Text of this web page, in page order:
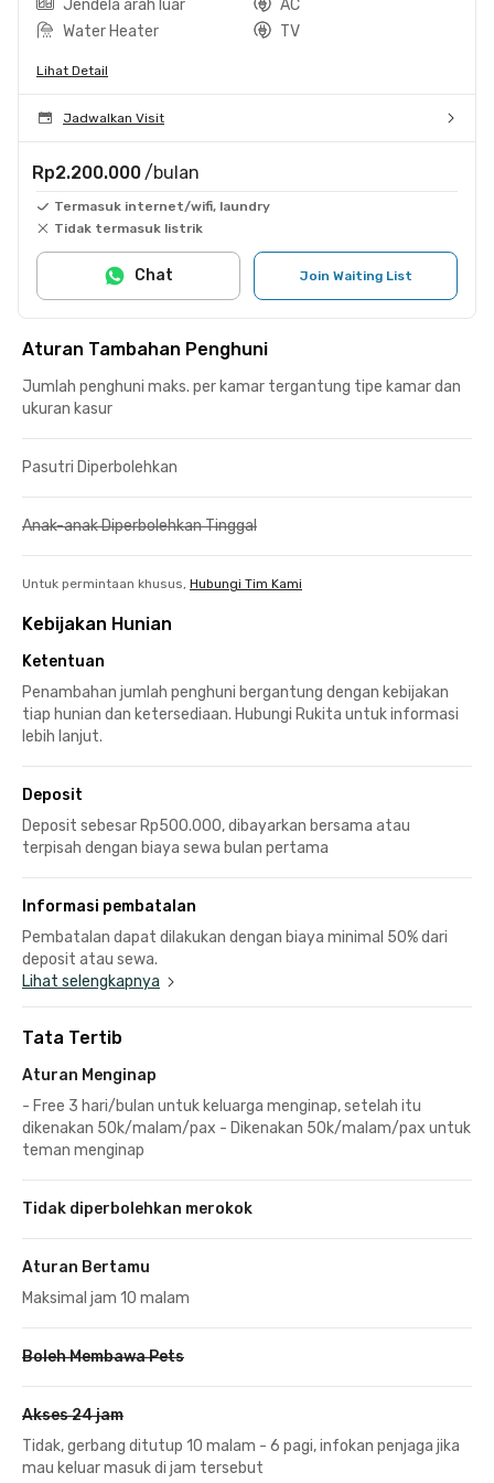
Jendela arah luar
AC
Water Heater
TV
Lihat Detail
Jadwalkan Visit
Rp2.200.000 /bulan
Termasuk internet/wifi, laundry
Tidak termasuk listrik
Join Waiting List
Chat
Aturan Tambahan Penghuni
Jumlah penghuni maks. per kamar tergantung tipe kamar dan
ukuran kasur
Pasutri Diperbolehkan
Anak-anak Diperbolehkan Tinggal
Untuk permintaan khusus, Hubungi Tim Kami
Kebijakan Hunian
Ketentuan
Penambahan jumlah penghuni bergantung dengan kebijakan
tiap hunian dan ketersediaan. Hubungi Rukita untuk informasi
lebih lanjut.
Deposit
Deposit sebesar Rp500.000, dibayarkan bersama atau
terpisah dengan biaya sewa bulan pertama
Informasi pembatalan
Pembatalan dapat dilakukan dengan biaya minimal 50% dari
deposit atau sewa.
Lihat selengkapnya
Tata Tertib
Aturan Menginap
- Free 3 hari/bulan untuk keluarga menginap, setelah itu
dikenakan 50k/malam/pax - Dikenakan 50k/malam/pax untuk
teman menginap
Tidak diperbolehkan merokok
Aturan Bertamu
Maksimal jam 10 malam
Boleh Membawa Pets
Akses 24 jam
Tidak, gerbang ditutup 10 malam - 6 pagi, infokan penjaga jika
mau keluar masuk di jam tersebut